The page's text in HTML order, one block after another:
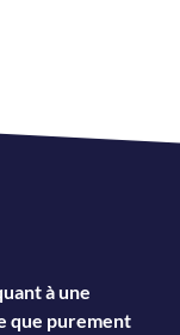
à une
que purement